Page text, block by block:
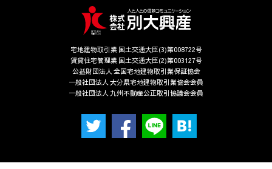
宅地建物取引業 国土交通大臣(3)第008722号
賃貸住宅管理業 国土交通大臣(2)第003127号
公益財団法人 全国宅地建物取引業保証協会
一般社団法人 大分県宅地建物取引業協会会員
一般社団法人 九州不動産公正取引協議会会員